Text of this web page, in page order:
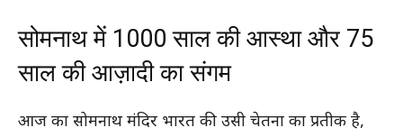
सोमनाथ में 1000 साल की आस्था और 75
साल की आज़ादी का संगम
आज का सोमनाथ मंदिर भारत की उसी चेतना का प्रतीक है,